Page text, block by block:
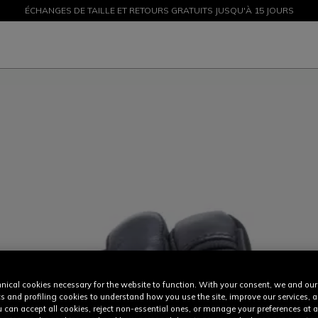
PROMOTIONS JUSQU'À-50 % – ACHETEZ MAINTENANT
ÉCHANGES DE TAILLE ET RETOURS GRATUITS JUSQU'À 15 JOURS
cookies necessary for the website to function. With your consent, we and
and profiling cookies to understand how you use the site, improve our services,
can accept all cookies, reject non-essential ones, or manage your preferences at